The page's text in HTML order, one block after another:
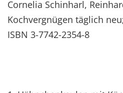
Cornelia Schinharl,
Kochvergnügen täglich
ISBN 3-7742-2354-8